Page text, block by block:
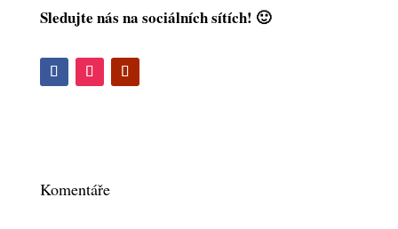
Sledujte nás na sociálních sítích! 🙂
Komentáře